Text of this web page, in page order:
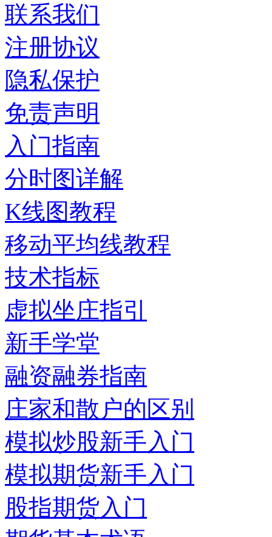
联系我们
注册协议
隐私保护
免责声明
入门指南
分时图详解
K线图教程
移动平均线教程
技术指标
虚拟坐庄指引
新手学堂
融资融券指南
庄家和散户的区别
模拟炒股新手入门
模拟期货新手入门
股指期货入门